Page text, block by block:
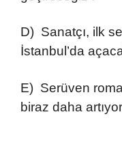
D) Sanatçı, ilk
İstanbul’da
E) Serüven
biraz daha